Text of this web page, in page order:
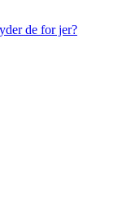
de for jer?